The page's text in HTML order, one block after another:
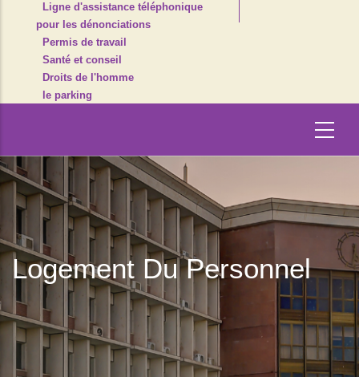
Ligne d'assistance téléphonique
pour les dénonciations
Permis de travail
Santé et conseil
Droits de l'homme
le parking
Logement Du Personnel